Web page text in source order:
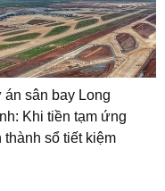
án sân bay Long
Khi tiền tạm ứng
thành sổ tiết kiệm